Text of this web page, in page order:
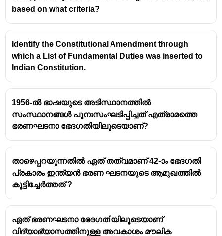
based on what criteria?
Identify the Constitutional Amendment through
which a List of Fundamental Duties was inserted to
Indian Constitution.
1956-ൽ ഭാഷയുടെ അടിസ്ഥാനത്തിൽ
സംസ്ഥാനങ്ങൾ പുനഃസംഘടിപ്പിച്ചത് എത്രാമത്തെ
ഭരണഘടനാ ഭേദഗതിയിലൂടെയാണ്?
താഴെപ്പറയുന്നതിൽ ഏത് തത്വമാണ് 42-ാം ഭേദഗതി
പ്രകാരം ഇന്ത്യൻ ഭരണ ഘടനയുടെ ആമുഖത്തിൽ
കൂട്ടിച്ചേർത്തത് ?
ഏത് ഭരണഘടനാ ഭേദഗതിയിലൂടെയാണ്
വിദ്യാഭ്യാസത്തിനുള്ള അവകാശം മൗലിക